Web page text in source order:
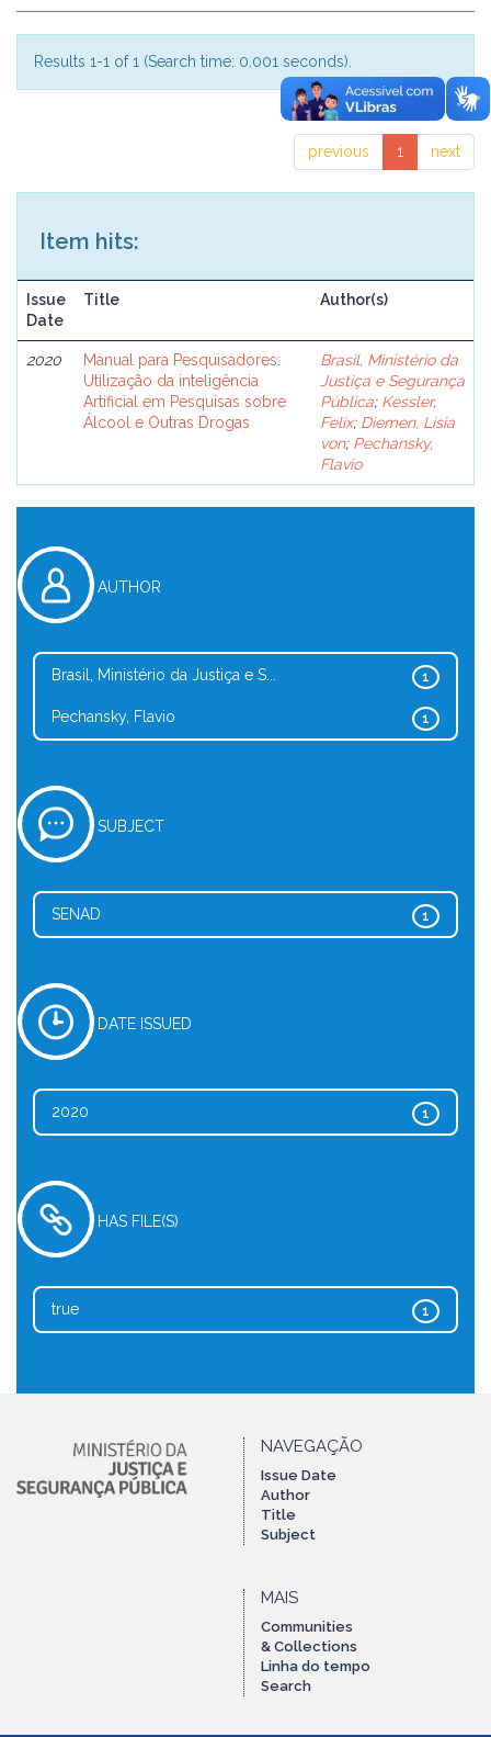
Results 1-1 of 1 (Search time: 0.001 seconds).
previous 1 next
Item hits:
Issue
Date
Title Author(s)
2020
Manual para Pesquisadores:
Utilização da inteligência
Artificial em Pesquisas sobre
Álcool e Outras Drogas
Brasil, Ministério da
Justiça e Segurança
Pública; Kessler,
Felix; Diemen, Lisia
von; Pechansky,
Flavio
AUTHOR
1
Brasil, Ministério da Justiça e S...
1
Pechansky, Flavio
SUBJECT
1
SENAD
DATE ISSUED
1
2020
HAS FILE(S)
1
true
NAVEGAÇÃO
Issue Date
Author
Title
Subject
MAIS
Communities
& Collections
Linha do tempo
Search